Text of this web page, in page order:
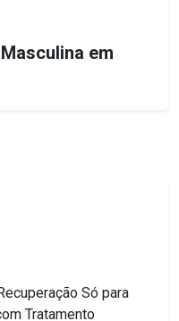
em
Só para
Tratamento